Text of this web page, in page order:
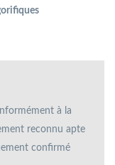
à la
reconnu apte
conﬁrmé